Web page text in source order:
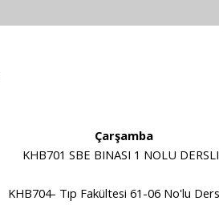
Çarşamba
KHB701 SBE BINASI 1 NOLU
KHB704- Tıp Fakültesi 61-06 No'lu